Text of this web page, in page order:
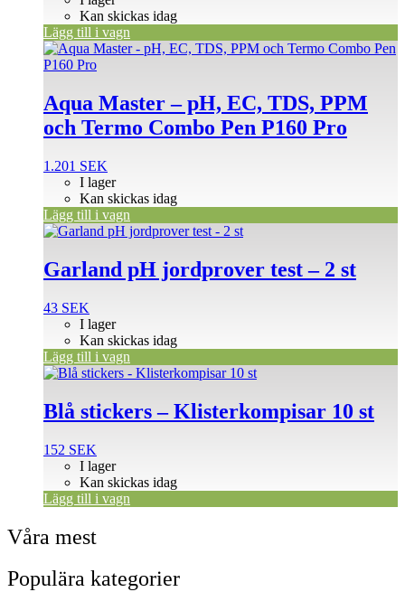
Kan skickas idag
Lägg till i vagn
Aqua Master – pH, EC, TDS, PPM
och Termo Combo Pen P160 Pro
1.201 SEK
I lager
Kan skickas idag
Lägg till i vagn
Garland pH jordprover test – 2 st
43 SEK
I lager
Kan skickas idag
Lägg till i vagn
Blå stickers – Klisterkompisar 10 st
152 SEK
I lager
Kan skickas idag
Lägg till i vagn
Våra mest
Populära kategorier